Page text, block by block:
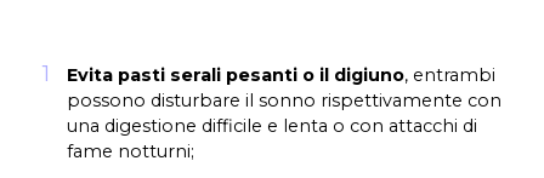
Evita pasti serali pesanti o il digiuno, entrambi
possono disturbare il sonno rispettivamente con
una digestione difficile e lenta o con attacchi di
fame notturni;